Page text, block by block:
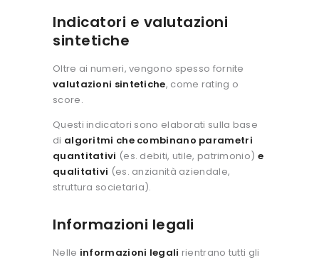
Indicatori e valutazioni
sintetiche
Oltre ai numeri, vengono spesso fornite
valutazioni sintetiche, come rating o
score.
Questi indicatori sono elaborati sulla base
di algoritmi che combinano parametri
quantitativi (es. debiti, utile, patrimonio) e
qualitativi (es. anzianità aziendale,
struttura societaria).
Informazioni legali
Nelle informazioni legali rientrano tutti gli